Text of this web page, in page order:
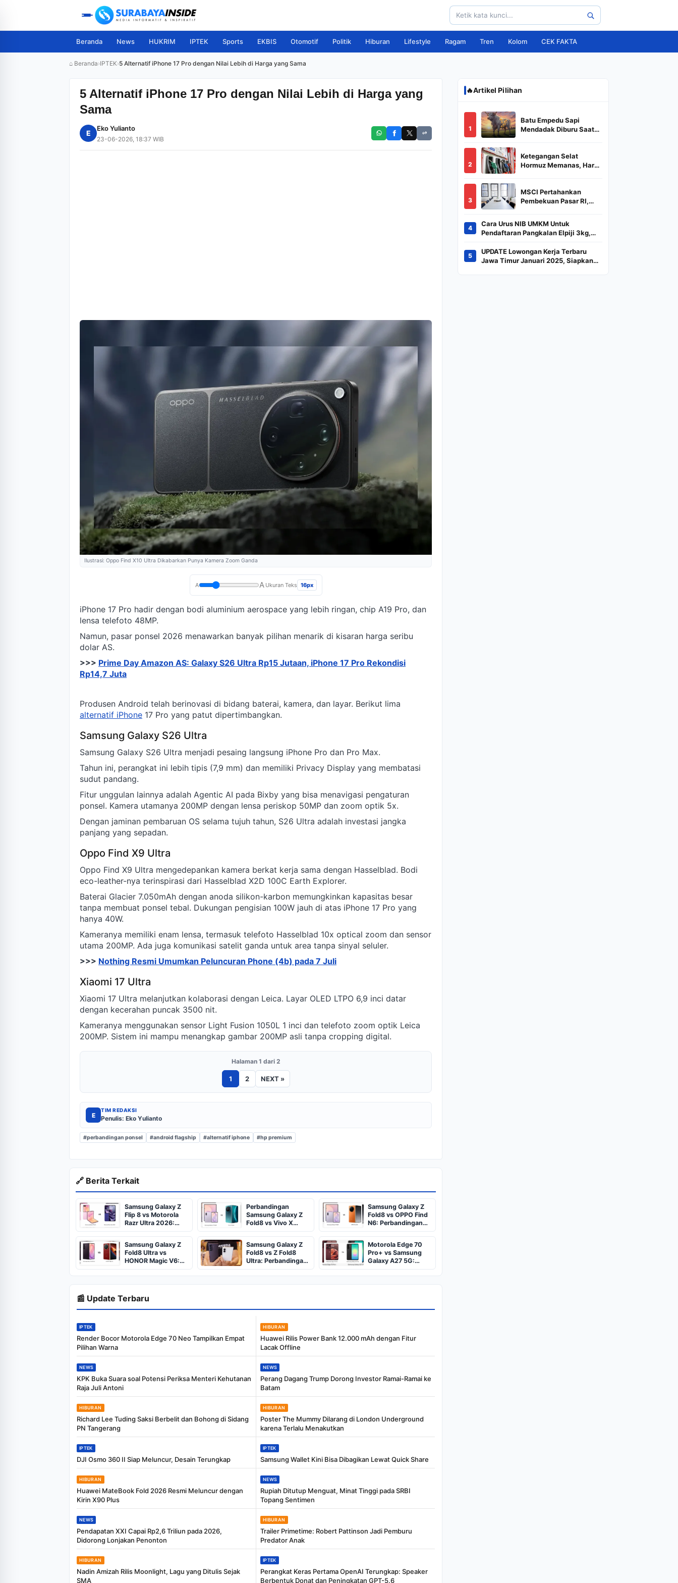
Beranda News HUKRIM IPTEK Sports EKBIS Otomotif Politik Hiburan Lifestyle Ragam Tren Kolom CEK FAKTA
⌂ Beranda›IPTEK›5 Alternatif iPhone 17 Pro dengan Nilai Lebih di Harga yang Sama
5 Alternatif iPhone 17 Pro dengan Nilai Lebih di Harga yang
Sama
E
Eko Yulianto
23-06-2026, 18:37 WIB
Ilustrasi: Oppo Find X10 Ultra Dikabarkan Punya Kamera Zoom Ganda
A A Ukuran Teks 16px
iPhone 17 Pro hadir dengan bodi aluminium aerospace yang lebih ringan, chip A19 Pro, dan
lensa telefoto 48MP.
Namun, pasar ponsel 2026 menawarkan banyak pilihan menarik di kisaran harga seribu
dolar AS.
>>> Prime Day Amazon AS: Galaxy S26 Ultra Rp15 Jutaan, iPhone 17 Pro Rekondisi
Rp14,7 Juta
Produsen Android telah berinovasi di bidang baterai, kamera, dan layar. Berikut lima
alternatif iPhone 17 Pro yang patut dipertimbangkan.
Samsung Galaxy S26 Ultra
Samsung Galaxy S26 Ultra menjadi pesaing langsung iPhone Pro dan Pro Max.
Tahun ini, perangkat ini lebih tipis (7,9 mm) dan memiliki Privacy Display yang membatasi
sudut pandang.
Fitur unggulan lainnya adalah Agentic AI pada Bixby yang bisa menavigasi pengaturan
ponsel. Kamera utamanya 200MP dengan lensa periskop 50MP dan zoom optik 5x.
Dengan jaminan pembaruan OS selama tujuh tahun, S26 Ultra adalah investasi jangka
panjang yang sepadan.
Oppo Find X9 Ultra
Oppo Find X9 Ultra mengedepankan kamera berkat kerja sama dengan Hasselblad. Bodi
eco-leather-nya terinspirasi dari Hasselblad X2D 100C Earth Explorer.
Baterai Glacier 7.050mAh dengan anoda silikon-karbon memungkinkan kapasitas besar
tanpa membuat ponsel tebal. Dukungan pengisian 100W jauh di atas iPhone 17 Pro yang
hanya 40W.
Kameranya memiliki enam lensa, termasuk telefoto Hasselblad 10x optical zoom dan sensor
utama 200MP. Ada juga komunikasi satelit ganda untuk area tanpa sinyal seluler.
>>> Nothing Resmi Umumkan Peluncuran Phone (4b) pada 7 Juli
Xiaomi 17 Ultra
Xiaomi 17 Ultra melanjutkan kolaborasi dengan Leica. Layar OLED LTPO 6,9 inci datar
dengan kecerahan puncak 3500 nit.
Kameranya menggunakan sensor Light Fusion 1050L 1 inci dan telefoto zoom optik Leica
200MP. Sistem ini mampu menangkap gambar 200MP asli tanpa cropping digital.
Halaman 1 dari 2
1 2 NEXT »
E
TIM REDAKSI
Penulis: Eko Yulianto
#perbandingan ponsel #android flagship #alternatif iphone #hp premium
🔗 Berita Terkait
Samsung Galaxy Z
Flip 8 vs Motorola
Razr Ultra 2026:
Perbandingan
Lengkap
Perbandingan
Samsung Galaxy Z
Fold8 vs Vivo X
Fold6: Spesifikasi,
Kamera, Baterai,
Harga
Samsung Galaxy Z
Fold8 vs OPPO Find
N6: Perbandingan
Lengkap
Samsung Galaxy Z
Fold8 Ultra vs
HONOR Magic V6:
Mana yang Lebih
Worth It?
Samsung Galaxy Z
Fold8 vs Z Fold8
Ultra: Perbandingan
Hands-on
Motorola Edge 70
Pro+ vs Samsung
Galaxy A27 5G:
Apakah Motorola
Sebanding dengan
Harganya?
📰 Update Terbaru
IPTEK
Render Bocor Motorola Edge 70 Neo Tampilkan Empat
Pilihan Warna
HIBURAN
Huawei Rilis Power Bank 12.000 mAh dengan Fitur
Lacak Offline
NEWS
KPK Buka Suara soal Potensi Periksa Menteri Kehutanan
Raja Juli Antoni
NEWS
Perang Dagang Trump Dorong Investor Ramai-Ramai ke
Batam
HIBURAN
Richard Lee Tuding Saksi Berbelit dan Bohong di Sidang
PN Tangerang
HIBURAN
Poster The Mummy Dilarang di London Underground
karena Terlalu Menakutkan
IPTEK
DJI Osmo 360 II Siap Meluncur, Desain Terungkap
IPTEK
Samsung Wallet Kini Bisa Dibagikan Lewat Quick Share
HIBURAN
Huawei MateBook Fold 2026 Resmi Meluncur dengan
Kirin X90 Plus
NEWS
Rupiah Ditutup Menguat, Minat Tinggi pada SRBI
Topang Sentimen
NEWS
Pendapatan XXI Capai Rp2,6 Triliun pada 2026,
Didorong Lonjakan Penonton
HIBURAN
Trailer Primetime: Robert Pattinson Jadi Pemburu
Predator Anak
HIBURAN
Nadin Amizah Rilis Moonlight, Lagu yang Ditulis Sejak
SMA
IPTEK
Perangkat Keras Pertama OpenAI Terungkap: Speaker
Berbentuk Donat dan Peningkatan GPT-5.6
🔥Artikel Pilihan
1
Batu Empedu Sapi
Mendadak Diburu Saat
Puluhan Juta
2
Ketegangan Selat
Hormuz Memanas, Harga
3
MSCI Pertahankan
Pembekuan Pasar RI,
Indeks
4
Cara Urus NIB UMKM Untuk
Pendaftaran Pangkalan Elpiji 3kg,
Kilogram
5
UPDATE Lowongan Kerja Terbaru
Jawa Timur Januari 2025, Siapkan